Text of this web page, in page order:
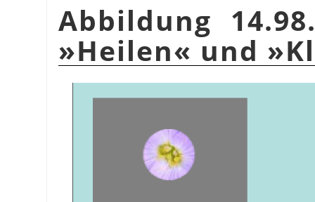
Abbildung
»Heilen« und